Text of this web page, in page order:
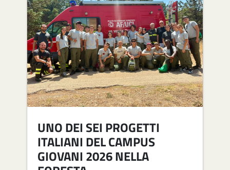
UNO DEI SEI PROGETTI
ITALIANI DEL CAMPUS
GIOVANI 2026 NELLA